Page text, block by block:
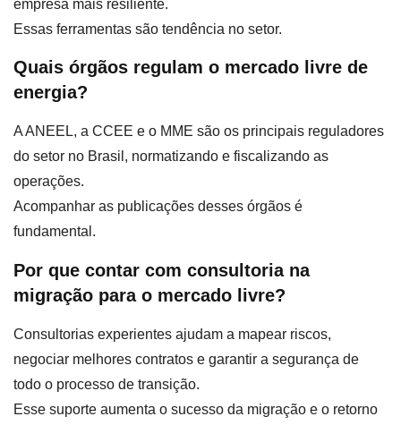
empresa mais resiliente.
Essas ferramentas são tendência no setor.
Quais órgãos regulam o mercado livre de
energia?
A ANEEL, a CCEE e o MME são os principais reguladores
do setor no Brasil, normatizando e fiscalizando as
operações.
Acompanhar as publicações desses órgãos é
fundamental.
Por que contar com consultoria na
migração para o mercado livre?
Consultorias experientes ajudam a mapear riscos,
negociar melhores contratos e garantir a segurança de
todo o processo de transição.
Esse suporte aumenta o sucesso da migração e o retorno